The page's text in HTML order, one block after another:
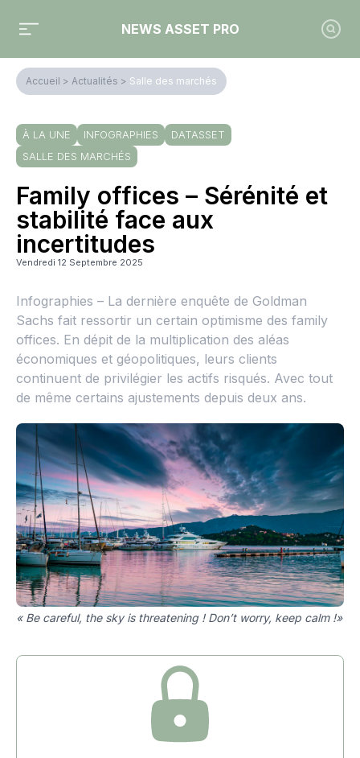
NEWS ASSET PRO
Accueil > Actualités > Salle des marchés
À LA UNE INFOGRAPHIES
DATASSET
SALLE DES MARCHÉS
Family offices – Sérénité et
stabilité face aux
incertitudes
Vendredi 12 Septembre 2025
Infographies – La dernière enquête de Goldman
Sachs fait ressortir un certain optimisme des family
offices. En dépit de la multiplication des aléas
économiques et géopolitiques, leurs clients
continuent de privilégier les actifs risqués. Avec tout
de même certains ajustements depuis deux ans.
« Be careful, the sky is threatening ! Don’t worry, keep calm !»